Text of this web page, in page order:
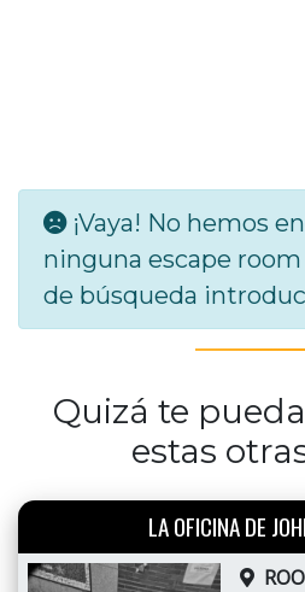
¡Vaya! No hemos
ninguna escape
de búsqueda
Quizá te
estas
LA OFICINA DE